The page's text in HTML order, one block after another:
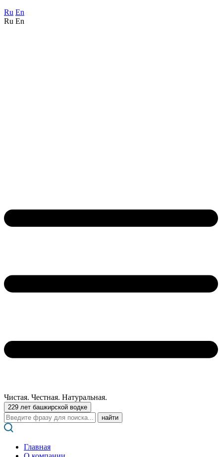
Ru En
Ru En
Чистая. Честная. Натуральная.
229 лет башкирской водке
Поиск:
Главная